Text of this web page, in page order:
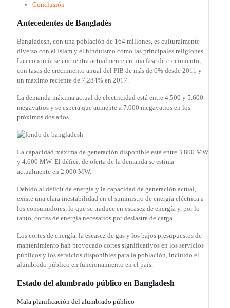
Conclusión
Antecedentes de Bangladés
Bangladesh, con una población de 164 millones, es culturalmente
diverso con el Islam y el hinduismo como las principales religiones.
La economía se encuentra actualmente en una fase de crecimiento,
con tasas de crecimiento anual del PIB de más de 6% desde 2011 y
un máximo reciente de 7,284% en 2017.
La demanda máxima actual de electricidad está entre 4.500 y 5.600
megavatios y se espera que aumente a 7.000 megavatios en los
próximos dos años.
La capacidad máxima de generación disponible está entre 3.800 MW
y 4.600 MW. El déficit de oferta de la demanda se estima
actualmente en 2.000 MW.
Debido al déficit de energía y la capacidad de generación actual,
existe una clara inestabilidad en el suministro de energía eléctrica a
los consumidores, lo que se traduce en escasez de energía y, por lo
tanto, cortes de energía necesarios por deslastre de carga.
Los cortes de energía, la escasez de gas y los bajos presupuestos de
mantenimiento han provocado cortes significativos en los servicios
públicos y los servicios disponibles para la población, incluido el
alumbrado público en funcionamiento en el país.
Estado del alumbrado público en Bangladesh
Mala planificación del alumbrado público